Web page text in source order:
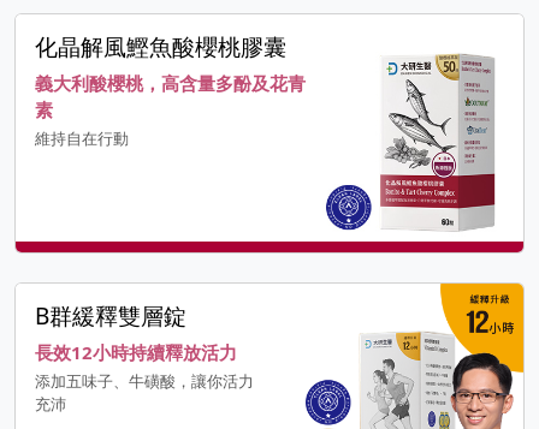
化晶解風鰹魚酸櫻桃膠囊
義大利酸櫻桃，高含量多酚及花青
素
維持自在行動
B群緩釋雙層錠
長效12小時持續釋放活力
添加五味子、牛磺酸，讓你活力
充沛